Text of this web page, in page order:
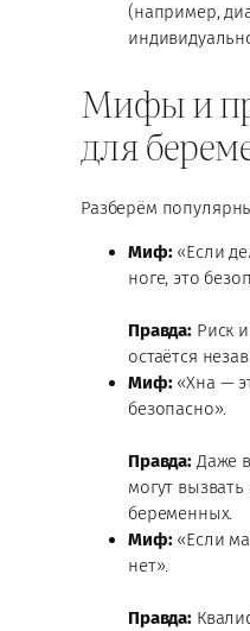
(например,
Мифы и
для
Разберём
Миф:«Если
ноге, это
Правда:Риск
остаётся
Миф:«Хна —
безопасно».
Правда:Даже
могут
беременных.
Миф:«Если
нет».
Правда: